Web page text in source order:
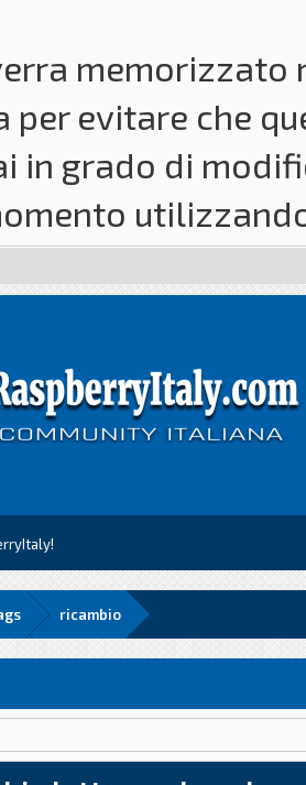
per evitare che
in grado di
ricambio